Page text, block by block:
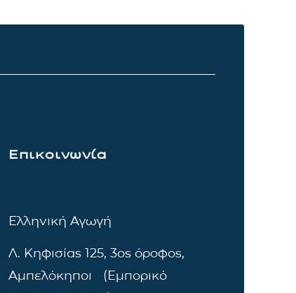
Επικοινωνία
Ελληνική Αγωγή
Λ. Κηφισίας 125, 3ος όροφος,
Αμπελόκηποι (Εμπορικό